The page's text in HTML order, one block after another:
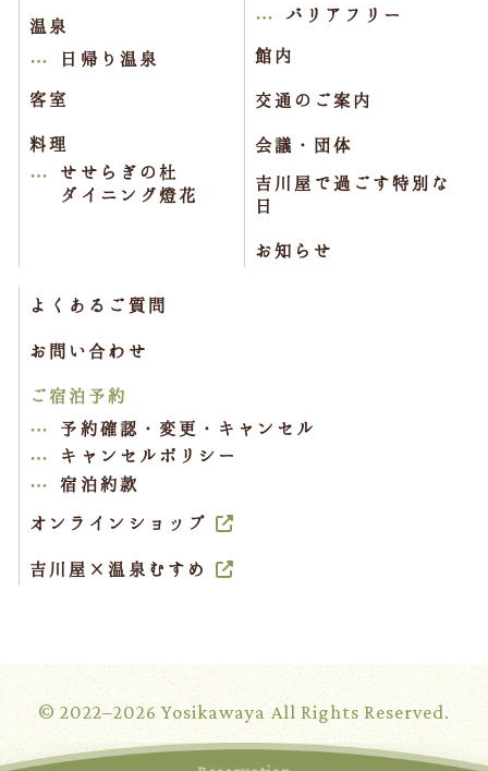
温泉
日帰り温泉
客室
料理
せせらぎの杜
ダイニング燈花
バリアフリー
館内
交通のご案内
会議・団体
吉川屋で過ごす特別な
日
お知らせ
よくあるご質問
お問い合わせ
ご宿泊予約
予約確認・変更・キャンセル
キャンセルポリシー
宿泊約款
オンラインショップ
吉川屋×温泉むすめ
© 2022–2026 Yosikawaya All Rights Reserved.